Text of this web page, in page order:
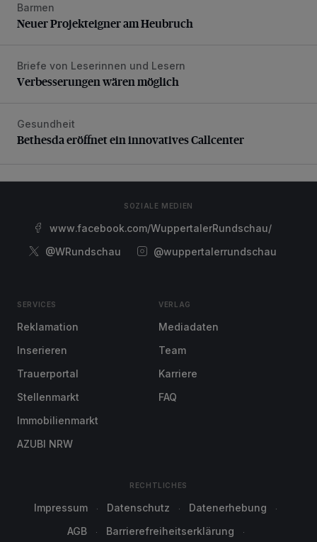
Neuer Projekteigner am Heubruch
Barmen
Neuer Projekteigner am Heubruch
Verbesserungen wären möglich
Briefe von Leserinnen und Lesern
Verbesserungen wären möglich
Bethesda eröffnet ein innovatives Callcenter
Gesundheit
Bethesda eröffnet ein innovatives Callcenter
SOZIALE MEDIEN
www.facebook.com/WuppertalerRundschau/
@WRundschau
@wuppertalerrundschau
SERVICES
Reklamation
Inserieren
Trauerportal
Stellenmarkt
Immobilienmarkt
AZUBI NRW
VERLAG
Mediadaten
Team
Karriere
FAQ
RECHTLICHES
Impressum Datenschutz
Datenerhebung
AGB
Barrierefreiheitserklärung